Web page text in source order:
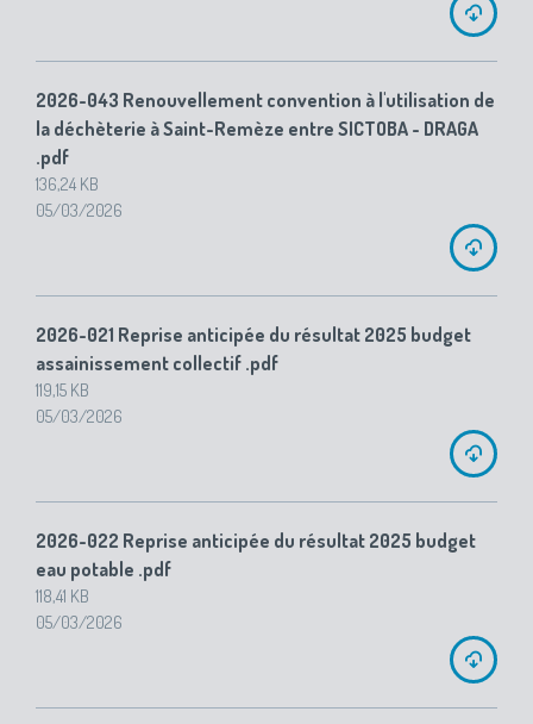
2026-043 Renouvellement convention à l'utilisation de
la déchèterie à Saint-Remèze entre SICTOBA - DRAGA
.pdf
136,24 KB
05/03/2026
2026-021 Reprise anticipée du résultat 2025 budget
assainissement collectif .pdf
119,15 KB
05/03/2026
2026-022 Reprise anticipée du résultat 2025 budget
eau potable .pdf
118,41 KB
05/03/2026